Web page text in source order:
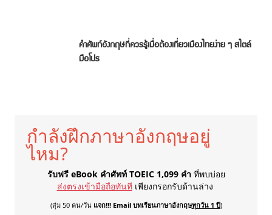
คำศัพท์อังกฤษที่ควรรู้เมื่อต้องเที่ยวเมืองไทยง่าย ๆ สไตล์
มือโปร
กำลังฝึกภาษาอังกฤษอยู่
ไหม?
รับฟรี eBook คำศัพท์ TOEIC 1,099 คำ ที่พบบ่อย
ส่งตรงเข้ามือถือทันที เพียงกรอกรับด้านล่าง
(สุ่ม 50 คน/วัน แจก!!! Email บทเรียนภาษาอังกฤษทุกวัน 1 ปี)